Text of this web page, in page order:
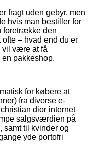
fragt uden gebyr, men
hvis man bestiller for
foretrække den
– hvad end du er
vil være at få
pakkeshop.
for købere at
fra diverse e-
dior internet
salgsværdien på
samt til kvinder og
yde portofri